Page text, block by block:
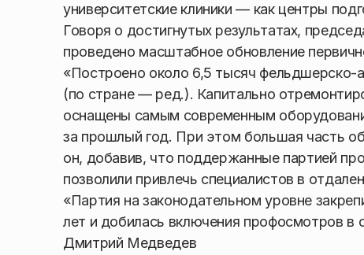
университетские клиники — как центры
Говоря о достигнутых результатах,
проведено масштабное обновление
«Построено около 6,5 тысяч фельдшерско-
(по стране — ред.). Капитально
оснащены самым современным
за прошлый год. При этом большая часть
он, добавив, что поддержанные партией
позволили привлечь специалистов в
«Партия на законодательном уровне
лет и добилась включения профосмотров
Дмитрий Медведев